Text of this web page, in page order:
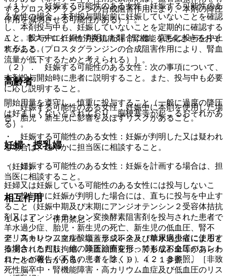
するプロスタグランジンの合成阻害作用により、本剤の降圧
作用を減弱させる可能性がある）］。
A． 非ステロイド性消炎鎮痛剤［腎機能を悪化させるおそ
れがある（プロスタグランジンの合成阻害作用により、腎血
流量が低下するためと考えられる）］。
高齢者
開始用量を遵守し、慎重に投与すること（一般に過度の降圧
は好ましくないとされており、脳梗塞等が起こるおそれがあ
る）。
妊婦・授乳婦
（妊婦）
妊婦又は妊娠している可能性のある女性には投与しないこ
と。投与中に妊娠が判明した場合には、直ちに投与を中止す
ること（妊娠中期及び末期にアンジオテンシン２受容体拮抗
剤又はアンジオテンシン変換酵素阻害剤を投与された患者で
羊水過少症、胎児・新生児の死亡、新生児の低血圧、腎不
全、高カリウム血症、頭蓋形成不全及び羊水過少症によると
推測される四肢拘縮、頭蓋顔面変形、肺形成不全等があらわ
れたとの報告がある）〔２．２、９．４．１参照〕。
（１）． 妊娠する可能性のある女性：妊娠する可能性のあ
る女性の場合、本剤投与開始前に妊娠していないことを確認
し、本剤投与中も、妊娠していないことを定期的に確認する
こと。投与中に妊娠が判明した場合には、直ちに投与を中止
すること。
（２）． 妊娠する可能性のある女性：次の事項について、
本剤投与開始時に患者に説明すること。また、投与中も必要
に応じ説明すること。
・ 妊娠する可能性のある女性：妊娠中に本剤を使用した場
合、胎児・新生児に影響を及ぼすリスクがあること。
・ 妊娠する可能性のある女性：妊娠が判明した又は疑われ
る場合は、速やかに担当医に相談すること。
・ 妊娠する可能性のある女性：妊娠を計画する場合は、担
当医に相談すること。
相互作用
１０．１． 併用禁忌：
アリスキレンフマル酸塩＜ラジレス＞（糖尿病患者に使用す
る場合（ただし、他の降圧治療を行ってもなお血圧のコント
ロールが著しく不良の患者を除く））〔２．３参照〕［非致
死性脳卒中・腎機能障害・高カリウム血症及び低血圧のリス